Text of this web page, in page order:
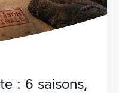
: 6 saisons,